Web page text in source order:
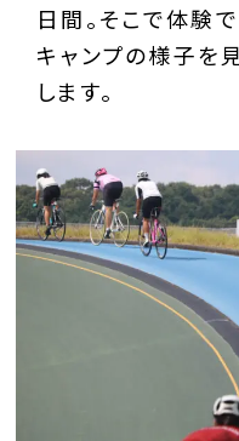
日間。そこで体験
キャンプの様子を
します。